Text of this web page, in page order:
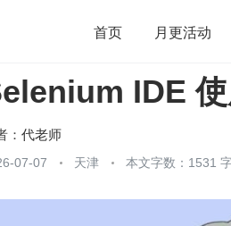
首页 月更活动
架构 OpenHarmony
团队管理
IDE 使
： 代老师
07-07 天津 本文字数：1531